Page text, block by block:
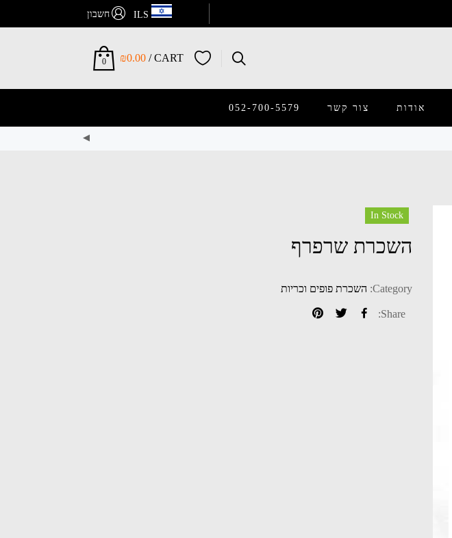
ILS חשבון
0 CART /
₪0.00
אודות צור קשר 052-700-5579
In Stock
השכרת שרפרף
Category: השכרת פופים וכריות
Share: